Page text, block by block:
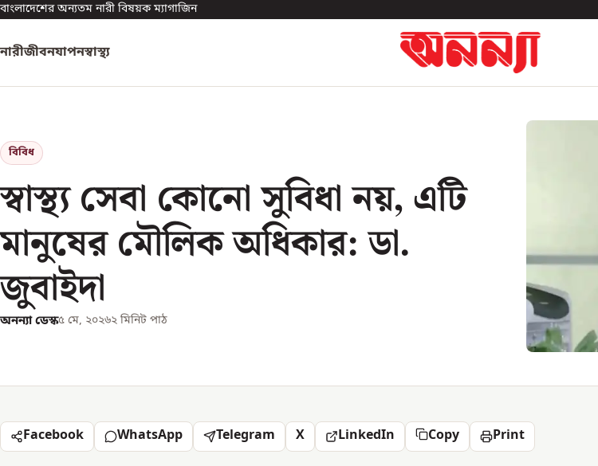
বাংলাদেশের অন্যতম নারী বিষয়ক ম্যাগাজিন
নারীজীবনযাপনস্বাস্থ্য
বিবিধ
স্বাস্থ্য সেবা কোনো সুবিধা নয়, এটি
মানুষের মৌলিক অধিকার: ডা.
জুবাইদা
অনন্যা ডেস্ক৫ মে, ২০২৬২ মিনিট পাঠ
Facebook WhatsApp Telegram X LinkedIn Copy Print